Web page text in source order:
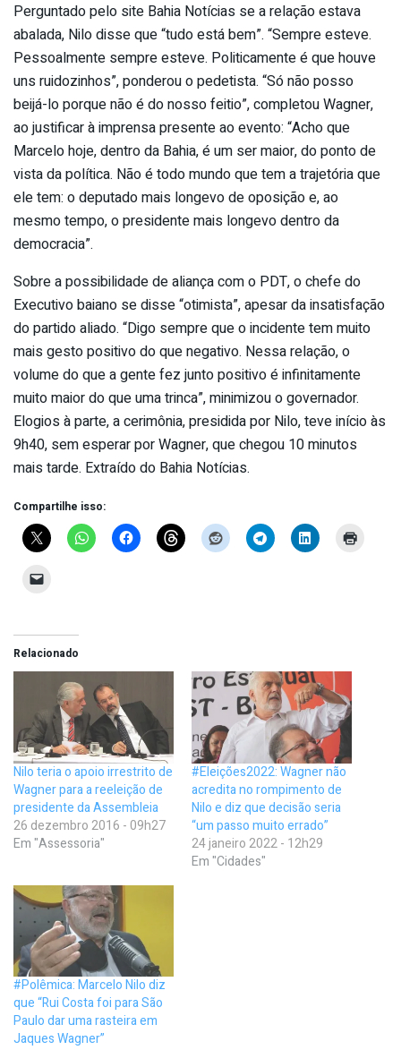
Perguntado pelo site Bahia Notícias se a relação estava
abalada, Nilo disse que “tudo está bem”. “Sempre esteve.
Pessoalmente sempre esteve. Politicamente é que houve
uns ruidozinhos”, ponderou o pedetista. “Só não posso
beijá-lo porque não é do nosso feitio”, completou Wagner,
ao justificar à imprensa presente ao evento: “Acho que
Marcelo hoje, dentro da Bahia, é um ser maior, do ponto de
vista da política. Não é todo mundo que tem a trajetória que
ele tem: o deputado mais longevo de oposição e, ao
mesmo tempo, o presidente mais longevo dentro da
democracia”.
Sobre a possibilidade de aliança com o PDT, o chefe do
Executivo baiano se disse “otimista”, apesar da insatisfação
do partido aliado. “Digo sempre que o incidente tem muito
mais gesto positivo do que negativo. Nessa relação, o
volume do que a gente fez junto positivo é infinitamente
muito maior do que uma trinca”, minimizou o governador.
Elogios à parte, a cerimônia, presidida por Nilo, teve início às
9h40, sem esperar por Wagner, que chegou 10 minutos
mais tarde. Extraído do Bahia Notícias.
Compartilhe isso:
Relacionado
Nilo teria o apoio irrestrito de
Wagner para a reeleição de
presidente da Assembleia
26 dezembro 2016 - 09h27
Em "Assessoria"
#Eleições2022: Wagner não
acredita no rompimento de
Nilo e diz que decisão seria
“um passo muito errado”
24 janeiro 2022 - 12h29
Em "Cidades"
#Polêmica: Marcelo Nilo diz
que “Rui Costa foi para São
Paulo dar uma rasteira em
Jaques Wagner”